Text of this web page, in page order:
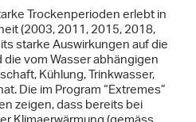
Trockenperioden erlebt in
(2003, 2011, 2015, 2018,
starke Auswirkungen auf die
vom Wasser abhängigen
Kühlung, Trinkwasser,
Die im Program “Extremes”
zeigen, dass bereits bei